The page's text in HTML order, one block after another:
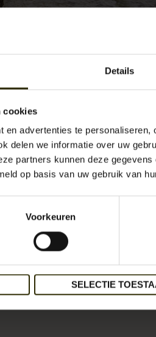
Details
cookies
en advertenties te
delen we informatie over uw
partners kunnen deze
op basis van uw gebruik van
Voorkeuren
SELECTIE